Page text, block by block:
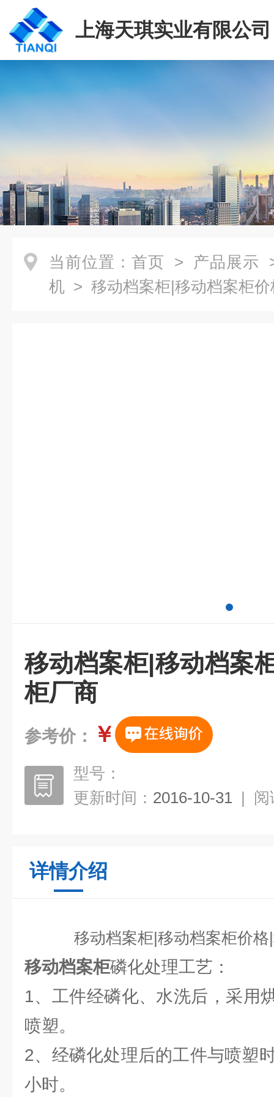
上海天琪实业有限公司
当前位置： 首页 > 产品展示
机 > 移动档案柜|移动档案柜
移动档案柜|移动档案
柜厂商
参考价： ￥
型号：
更新时间： 2016-10-31 | 阅
详情介绍
移动档案柜|移动档案柜价
移动档案柜磷化处理工艺：
1、工件经磷化、水洗后，采用
喷塑。
2、经磷化处理后的工件与喷塑
小时。